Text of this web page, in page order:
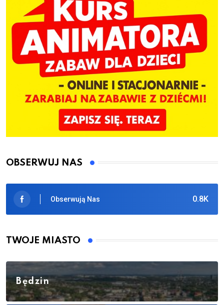
OBSERWUJ NAS
0.8K
Obserwują Nas
TWOJE MIASTO
Będzin